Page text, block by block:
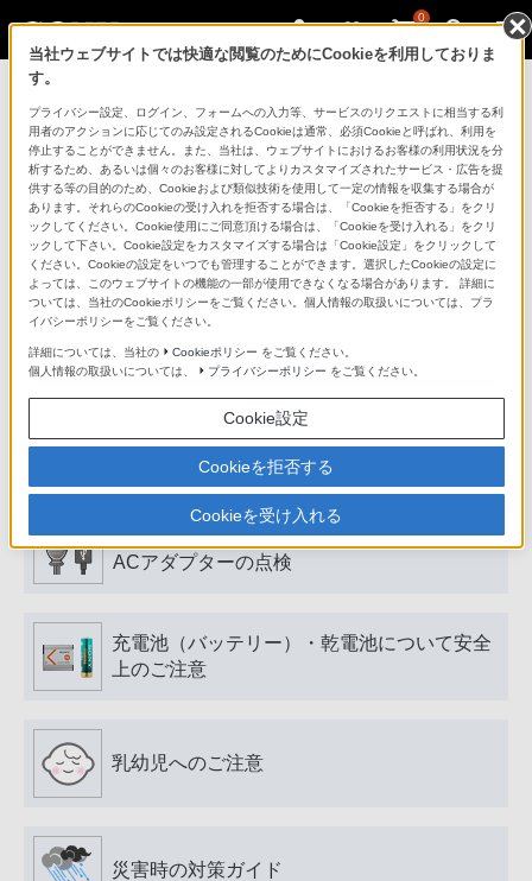
0
製品を安全に、安心してご使用いただ
くために
日常の清掃・点検が大切です。安全のため取扱説明書を
よく読みましょう。
製品に関する重要なお知らせ
安全で上手な使いかた
愛情点検のおすすめ
電源プラグ・コード、USB端子・ケーブル、
ACアダプターの点検
充電池（バッテリー）・乾電池について安全
上のご注意
乳幼児へのご注意
災害時の対策ガイド
当社ウェブサイトでは快適な閲覧のためにCookieを利用しておりま
す。
プライバシー設定、ログイン、フォームへの入力等、サービスのリクエストに相当する利
用者のアクションに応じてのみ設定されるCookieは通常、必須Cookieと呼ばれ、利用を
停止することができません。また、当社は、ウェブサイトにおけるお客様の利用状況を分
析するため、あるいは個々のお客様に対してよりカスタマイズされたサービス・広告を提
供する等の目的のため、Cookieおよび類似技術を使用して一定の情報を収集する場合が
あります。それらのCookieの受け入れを拒否する場合は、「Cookieを拒否する」をクリ
ックしてください。Cookie使用にご同意頂ける場合は、「Cookieを受け入れる」をクリ
ックして下さい。Cookie設定をカスタマイズする場合は「Cookie設定」をクリックして
ください。Cookieの設定をいつでも管理することができます。選択したCookieの設定に
よっては、このウェブサイトの機能の一部が使用できなくなる場合があります。 詳細に
ついては、当社のCookieポリシーをご覧ください。個人情報の取扱いについては、プラ
イバシーポリシーをご覧ください。
詳細については、当社の Cookieポリシー をご覧ください。
個人情報の取扱いについては、
プライバシーポリシー をご覧ください。
Cookie設定
Cookieを拒否する
Cookieを受け入れる